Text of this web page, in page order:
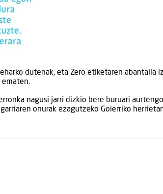
dutenak, eta Zero etiketaren abantaila
ematen.
nagusi jarri dizkio bere buruari
onurak ezagutzeko Goierriko